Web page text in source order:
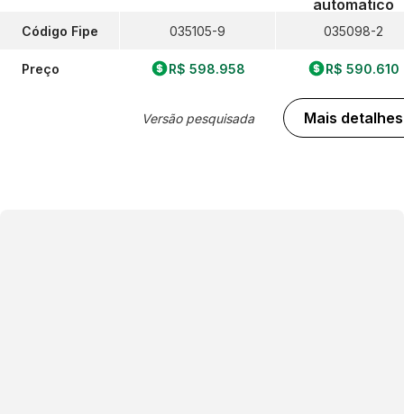
Código Fipe
Preço
035105-9
R$ 598.958
Versão pesquisada
automatico
035098-2
R$ 590.610
Mais detalhes